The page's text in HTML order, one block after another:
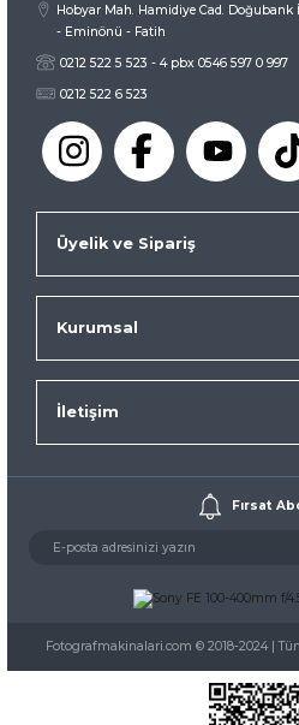
Hobyar Mah. Hamidiye Cad. Doğubank
- Eminönü - Fatih
0212 522 5 523 - 4 pbx 0546 597 0 997
0212 522 6 523
Üyelik ve Sipariş
Kurumsal
İletişim
Fırsat
Fotografmakinalari.com © 2018-2024 |